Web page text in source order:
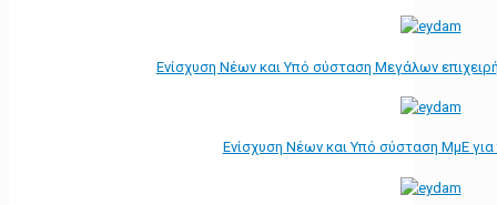
Ενίσχυση Νέων και Υπό σύσταση Μεγάλων
Ενίσχυση Νέων και Υπό σύσταση ΜμΕ